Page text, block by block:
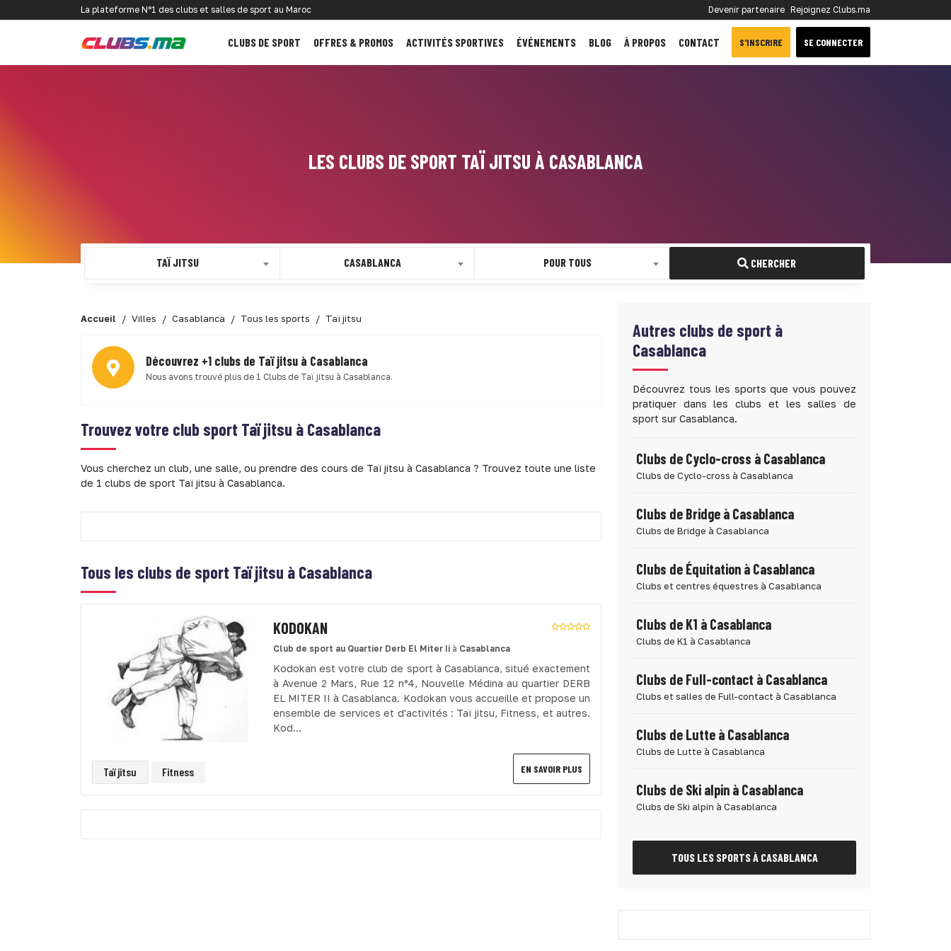
La plateforme N°1 des clubs et salles de sport au Maroc Devenir partenaire Rejoignez Clubs.ma
CLUBS DE SPORT OFFRES & PROMOS ACTIVITÉS SPORTIVES ÉVÉNEMENTS BLOG À PROPOS CONTACT S'INSCRIRE SE CONNECTER
LES CLUBS DE SPORT TAÏ JITSU À CASABLANCA
TAÏ JITSU CASABLANCA POUR TOUS CHERCHER
Accueil Villes Casablanca Tous les sports Taï jitsu
Découvrez +1 clubs de Taï jitsu à Casablanca
Nous avons trouvé plus de 1 Clubs de Taï jitsu à Casablanca.
Trouvez votre club sport Taï jitsu à Casablanca
Vous cherchez un club, une salle, ou prendre des cours de Taï jitsu à Casablanca ? Trouvez toute une liste
de 1 clubs de sport Taï jitsu à Casablanca.
Tous les clubs de sport Taï jitsu à Casablanca
KODOKAN
Club de sport au Quartier Derb El Miter Ii à Casablanca
Kodokan est votre club de sport à Casablanca, situé exactement
à Avenue 2 Mars, Rue 12 n°4, Nouvelle Médina au quartier DERB
EL MITER II à Casablanca. Kodokan vous accueille et propose un
ensemble de services et d'activités : Taï jitsu, Fitness, et autres.
Kod...
Taï jitsu Fitness EN SAVOIR PLUS
Autres clubs de sport à
Casablanca
Découvrez tous les sports que vous pouvez
pratiquer dans les clubs et les salles de
sport sur Casablanca.
Clubs de Cyclo-cross à Casablanca
Clubs de Cyclo-cross à Casablanca
Clubs de Bridge à Casablanca
Clubs de Bridge à Casablanca
Clubs de Équitation à Casablanca
Clubs et centres équestres à Casablanca
Clubs de K1 à Casablanca
Clubs de K1 à Casablanca
Clubs de Full-contact à Casablanca
Clubs et salles de Full-contact à Casablanca
Clubs de Lutte à Casablanca
Clubs de Lutte à Casablanca
Clubs de Ski alpin à Casablanca
Clubs de Ski alpin à Casablanca
TOUS LES SPORTS À CASABLANCA